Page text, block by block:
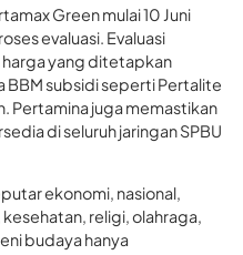
Green mulai 10 Juni
evaluasi. Evaluasi
yang ditetapkan
BBM subsidi seperti Pertalite
Pertamina juga memastikan
di seluruh jaringan SPBU
ekonomi, nasional,
religi, olahraga,
budaya hanya